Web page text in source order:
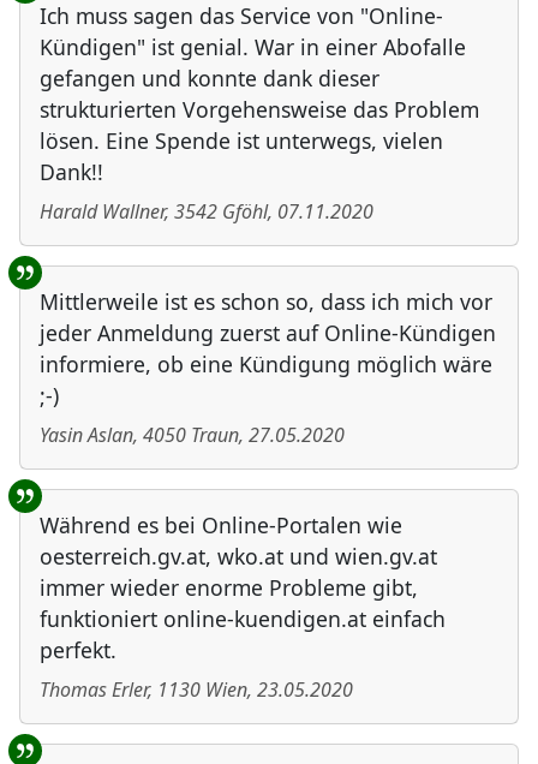
Ich muss sagen das Service von "Online-
Kündigen" ist genial. War in einer Abofalle
gefangen und konnte dank dieser
strukturierten Vorgehensweise das Problem
lösen. Eine Spende ist unterwegs, vielen
Dank!!
Harald Wallner, 3542 Gföhl, 07.11.2020
Mittlerweile ist es schon so, dass ich mich vor
jeder Anmeldung zuerst auf Online-Kündigen
informiere, ob eine Kündigung möglich wäre
;-)
Yasin Aslan, 4050 Traun, 27.05.2020
Während es bei Online-Portalen wie
oesterreich.gv.at, wko.at und wien.gv.at
immer wieder enorme Probleme gibt,
funktioniert online-kuendigen.at einfach
perfekt.
Thomas Erler, 1130 Wien, 23.05.2020